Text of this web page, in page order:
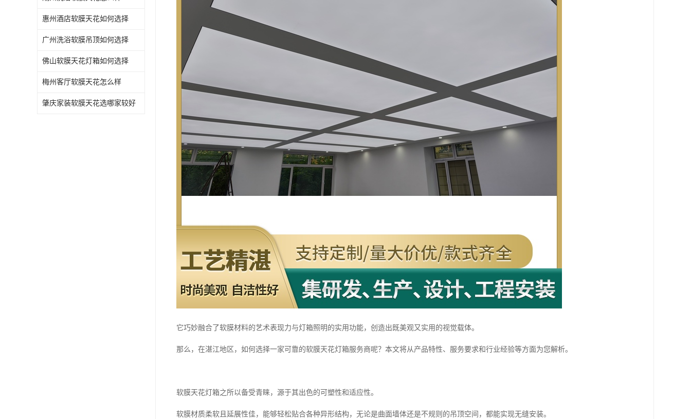
惠州酒店软膜天花如何选择
广州洗浴软膜吊顶如何选择
佛山软膜天花灯箱如何选择
梅州客厅软膜天花怎么样
肇庆家装软膜天花选哪家较好
它巧妙融合了软膜材料的艺术表现力与灯箱照明的实用功能，创造出既美观又实用的视觉载体。
那么，在湛江地区，如何选择一家可靠的软膜天花灯箱服务商呢？本文将从产品特性、服务要求和行业经验等方面为您解析。
软膜天花灯箱之所以备受青睐，源于其出色的可塑性和适应性。
软膜材质柔软且延展性佳，能够轻松贴合各种异形结构，无论是曲面墙体还是不规则的吊顶空间，都能实现无缝安装。